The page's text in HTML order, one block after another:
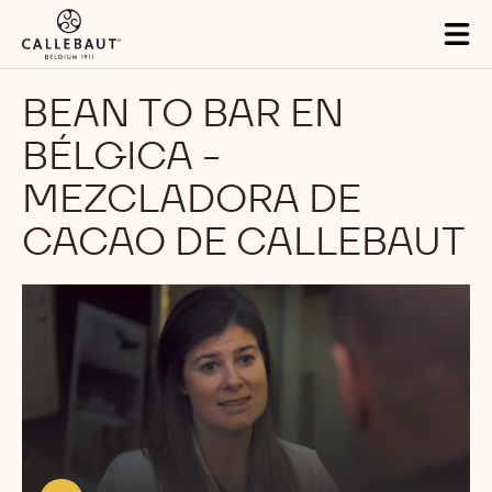
Skip to main content
BEAN TO BAR EN
BÉLGICA -
MEZCLADORA DE
CACAO DE CALLEBAUT
Reproducir
https://youtu.be/x2wSGryAuOw